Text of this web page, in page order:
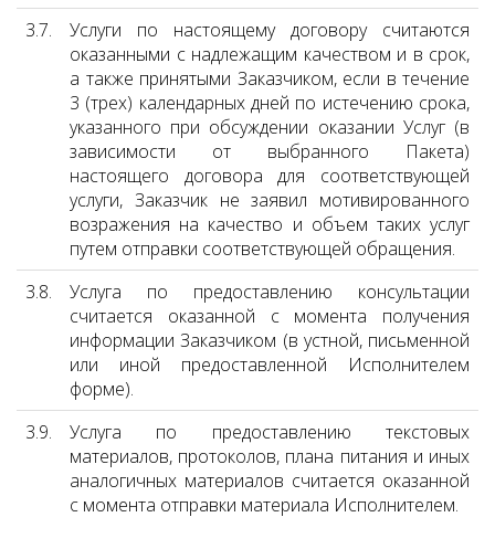
3.7.
Услуги по настоящему договору считаются
оказанными с надлежащим качеством и в срок,
а также принятыми Заказчиком, если в течение
3 (трех) календарных дней по истечению срока,
указанного при обсуждении оказании Услуг (в
зависимости от выбранного Пакета)
настоящего договора для соответствующей
услуги, Заказчик не заявил мотивированного
возражения на качество и объем таких услуг
путем отправки соответствующей обращения.
3.8.
Услуга по предоставлению консультации
считается оказанной с момента получения
информации Заказчиком (в устной, письменной
или иной предоставленной Исполнителем
форме).
3.9.
Услуга по предоставлению текстовых
материалов, протоколов, плана питания и иных
аналогичных материалов считается оказанной
с момента отправки материала Исполнителем.